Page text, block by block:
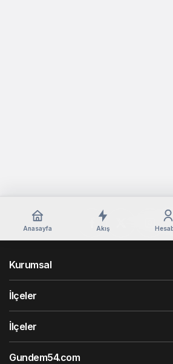
Anasayfa Akış
Kurumsal
İlçeler
İlçeler
Gundem54.com